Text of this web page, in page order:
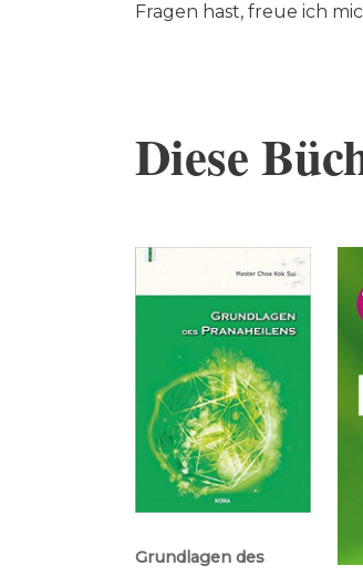
Fragen hast, freue ich
Diese
Grundlagen des